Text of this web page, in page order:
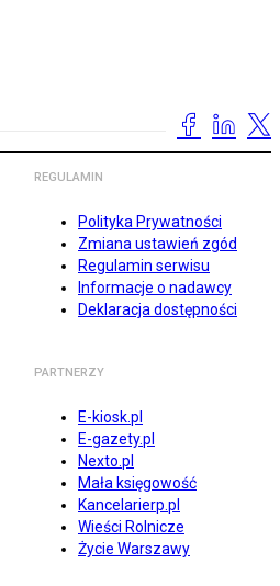
REGULAMIN
Polityka Prywatności
Zmiana ustawień zgód
Regulamin serwisu
Informacje o nadawcy
Deklaracja dostępności
PARTNERZY
E-kiosk.pl
E-gazety.pl
Nexto.pl
Mała księgowość
Kancelarierp.pl
Wieści Rolnicze
Życie Warszawy